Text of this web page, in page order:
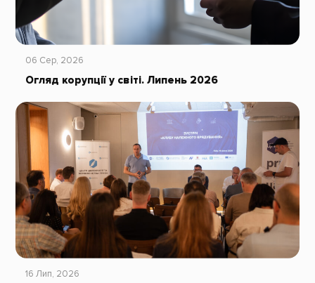
06 Сер, 2026
Огляд корупції у світі. Липень 2026
16 Лип, 2026